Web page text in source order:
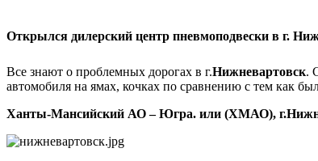
Открылся дилерский центр пневмоподвески в г.
Все знают о проблемных дорогах в г.Нижневартовск.
автомобиля на ямах, кочках по сравнению с тем как
Ханты-Мансийский АО – Югра. или (ХМАО),